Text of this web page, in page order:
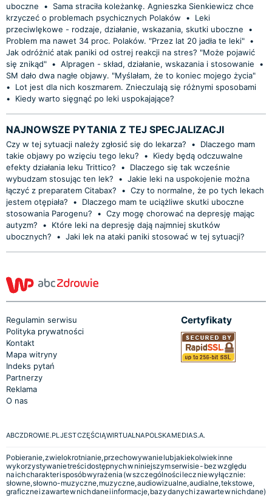
uboczne
•
Sama straciła koleżankę. Agnieszka Sienkiewicz chce
krzyczeć o problemach psychicznych Polaków
•
Leki
przeciwlękowe - rodzaje, działanie, wskazania, skutki uboczne
•
Problem ma nawet 34 proc. Polaków. "Przez lat 20 jadła te leki" •
Jak odróżnić atak paniki od ostrej reakcji na stres? "Może pojawić
się znikąd" • Alpragen - skład, działanie, wskazania i stosowanie
•
SM dało dwa nagłe objawy. "Myślałam, że to koniec mojego życia"
•
Lot jest dla nich koszmarem. Znieczulają się różnymi sposobami
•
Kiedy warto sięgnąć po leki uspokajające?
NAJNOWSZE PYTANIA Z TEJ SPECJALIZACJI
Czy w tej sytuacji należy zgłosić się do lekarza? •
Dlaczego mam
takie objawy po wzięciu tego leku?
•
Kiedy będą odczuwalne
efekty działania leku Trittico?
•
Dlaczego się tak wcześnie
wybudzam stosując ten lek?
• Jakie leki na uspokojenie można
łączyć z preparatem Citabax?
• Czy to normalne, że po tych lekach
jestem otępiała?
•
Dlaczego mam te uciążliwe skutki uboczne
stosowania Parogenu?
• Czy mogę chorować na depresję mając
autyzm?
•
Które leki na depresję dają najmniej skutków
ubocznych?
• Jaki lek na ataki paniki stosować w tej sytuacji?
Regulamin serwisu
Polityka prywatności
Kontakt
Mapa witryny
Indeks pytań
Partnerzy
Reklama
O nas
Certyfikaty
ABCZDROWIE.PL JEST CZĘŚCIĄ WIRTUALNA POLSKA MEDIA S.A.
Pobieranie, zwielokrotnianie, przechowywanie lub jakiekolwiek inne
wykorzystywanie treści dostępnych w niniejszym serwisie - bez względu
na ich charakter i sposób wyrażenia (w szczególności lecz nie wyłącznie:
słowne, słowno-muzyczne, muzyczne, audiowizualne, audialne, tekstowe,
graficzne i zawarte w nich dane i informacje, bazy danych i zawarte w nich dane)